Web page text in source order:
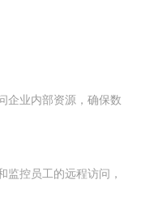
企业内部资源，确保数
监控员工的远程访问，